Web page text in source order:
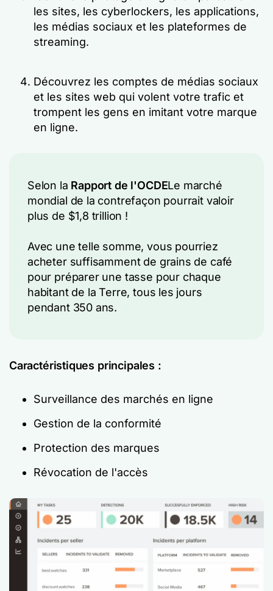
les sites, les cyberlockers, les applications,
les médias sociaux et les plateformes de
streaming.
Découvrez les comptes de médias sociaux
et les sites web qui volent votre trafic et
trompent les gens en imitant votre marque
en ligne.
Selon la Rapport de l'OCDELe marché
mondial de la contrefaçon pourrait valoir
plus de $1,8 trillion !
Avec une telle somme, vous pourriez
acheter suffisamment de grains de café
pour préparer une tasse pour chaque
habitant de la Terre, tous les jours
pendant 350 ans.
Caractéristiques principales :
Surveillance des marchés en ligne
Gestion de la conformité
Protection des marques
Révocation de l'accès